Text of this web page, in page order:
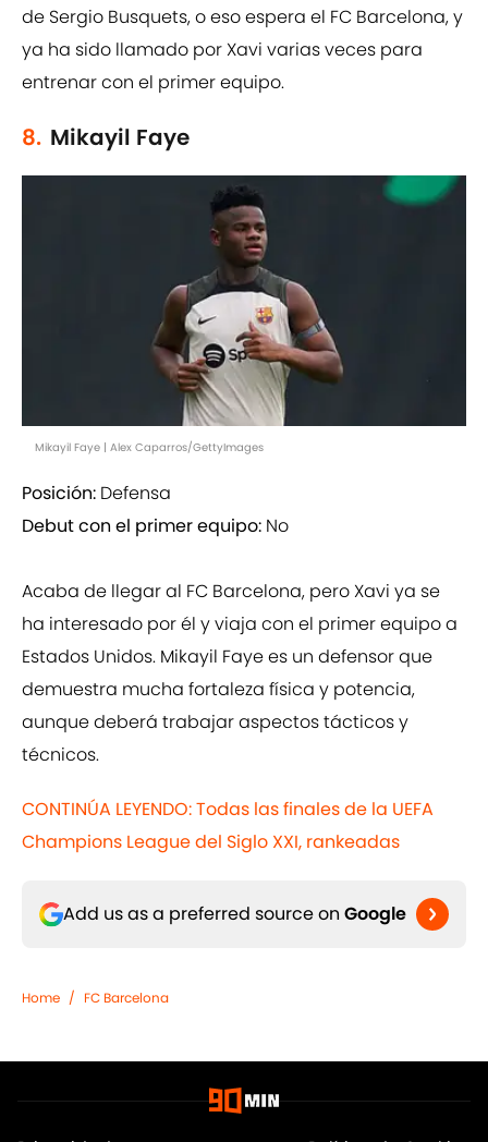
de Sergio Busquets, o eso espera el FC Barcelona, y
ya ha sido llamado por Xavi varias veces para
entrenar con el primer equipo.
8. Mikayil Faye
Mikayil Faye | Alex Caparros/GettyImages
Posición: Defensa
Debut con el primer equipo: No
Acaba de llegar al FC Barcelona, pero Xavi ya se
ha interesado por él y viaja con el primer equipo a
Estados Unidos. Mikayil Faye es un defensor que
demuestra mucha fortaleza física y potencia,
aunque deberá trabajar aspectos tácticos y
técnicos.
CONTINÚA LEYENDO: Todas las finales de la UEFA
Champions League del Siglo XXI, rankeadas
Add us as a preferred source on Google
Home / FC Barcelona